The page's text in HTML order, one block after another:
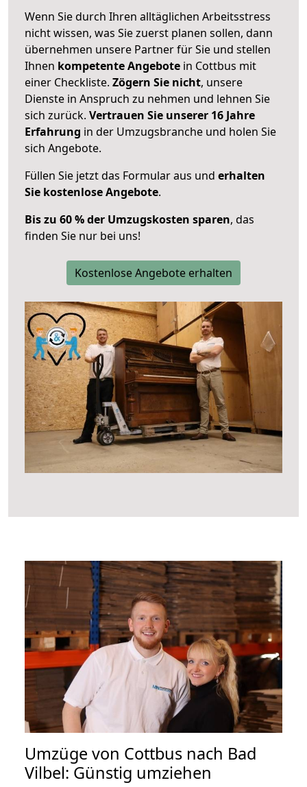
Wenn Sie durch Ihren alltäglichen Arbeitsstress
nicht wissen, was Sie zuerst planen sollen, dann
übernehmen unsere Partner für Sie und stellen
Ihnen kompetente Angebote in Cottbus mit
einer Checkliste. Zögern Sie nicht, unsere
Dienste in Anspruch zu nehmen und lehnen Sie
sich zurück. Vertrauen Sie unserer 16 Jahre
Erfahrung in der Umzugsbranche und holen Sie
sich Angebote.
Füllen Sie jetzt das Formular aus und erhalten
Sie kostenlose Angebote.
Bis zu 60 % der Umzugskosten sparen, das
finden Sie nur bei uns!
Kostenlose Angebote erhalten
Umzüge von Cottbus nach Bad
Vilbel: Günstig umziehen